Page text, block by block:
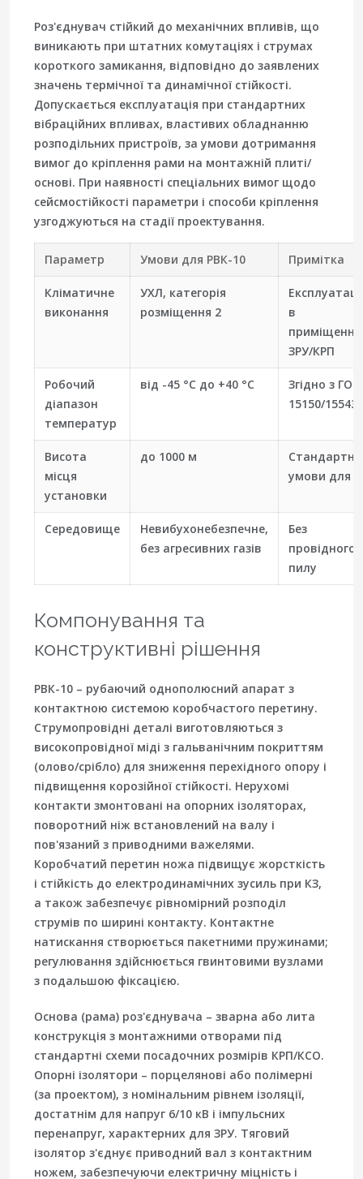
Роз'єднувач стійкий до механічних впливів, що
виникають при штатних комутаціях і струмах
короткого замикання, відповідно до заявлених
значень термічної та динамічної стійкості.
Допускається експлуатація при стандартних
вібраційних впливах, властивих обладнанню
розподільних пристроїв, за умови дотримання
вимог до кріплення рами на монтажній плиті/
основі. При наявності спеціальних вимог щодо
сейсмостійкості параметри і способи кріплення
узгоджуються на стадії проектування.
Параметр Умови для РВК-10 Примітка
Кліматичне
виконання
УХЛ, категорія
розміщення 2
в
ЗРУ/КРП
Робочий
діапазон
температур
від -45 °C до +40 °C
Згідно з
15150/
Висота
місця
установки
до 1000 м
Стандартні
умови для
Середовище
Невибухонебезпечне,
без агресивних газів
Без
провідного
пилу
Компонування та
конструктивні рішення
РВК-10 – рубаючий однополюсний апарат з
контактною системою коробчастого перетину.
Струмопровідні деталі виготовляються з
високопровідної міді з гальванічним покриттям
(олово/срібло) для зниження перехідного опору і
підвищення корозійної стійкості. Нерухомі
контакти змонтовані на опорних ізоляторах,
поворотний ніж встановлений на валу і
пов'язаний з приводними важелями.
Коробчатий перетин ножа підвищує жорсткість
і стійкість до електродинамічних зусиль при КЗ,
а також забезпечує рівномірний розподіл
струмів по ширині контакту. Контактне
натискання створюється пакетними пружинами;
регулювання здійснюється гвинтовими вузлами
з подальшою фіксацією.
Основа (рама) роз'єднувача – зварна або лита
конструкція з монтажними отворами під
стандартні схеми посадочних розмірів КРП/КСО.
Опорні ізолятори – порцелянові або полімерні
(за проектом), з номінальним рівнем ізоляції,
достатнім для напруг 6/10 кВ і імпульсних
перенапруг, характерних для ЗРУ. Тяговий
ізолятор з'єднує приводний вал з контактним
ножем, забезпечуючи електричну міцність і